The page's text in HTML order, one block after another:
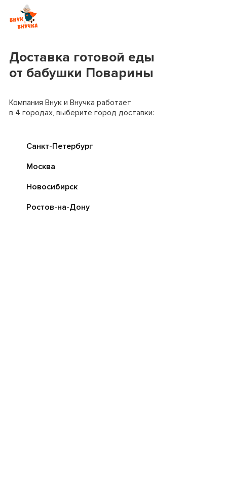
Доставка готовой еды
от бабушки Поварины
Компания Внук и Внучка работает
в 4 городах, выберите город доставки:
Санкт-Петербург
Москва
Новосибирск
Ростов-на-Дону